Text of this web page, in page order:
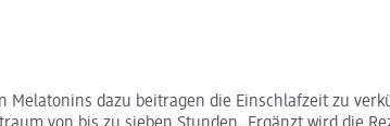
dazu beitragen die Einschlafzeit zu